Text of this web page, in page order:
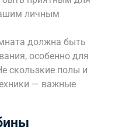
личным
должна быть
особенно для
скользкие полы и
— важные